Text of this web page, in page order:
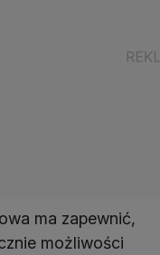
ma zapewnić,
możliwości